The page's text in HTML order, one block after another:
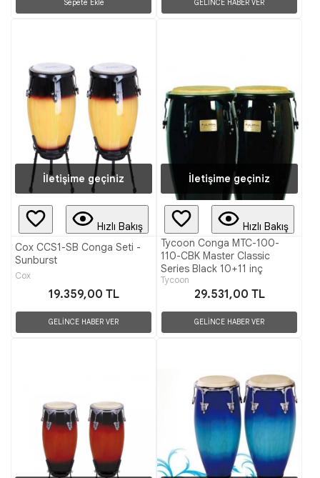
Sepete Ekle GELİNCE HABER VER
İletişime geçiniz
Hızlı Bakış
Cox CCS1-SB Conga Seti -
Sunburst
Cox
19.359,00 TL
GELİNCE HABER VER
İletişime geçiniz
Hızlı Bakış
Tycoon Conga MTC-100-
110-CBK Master Classic
Series Black 10+11 inç
Tycoon
29.531,00 TL
GELİNCE HABER VER